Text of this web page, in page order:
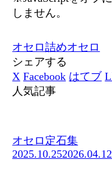
しません。
オセロ詰めオセロ
シェアする
X Facebook はてブ
人気記事
オセロ定石集
2025.10.252026.04.12